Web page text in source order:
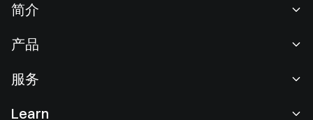
简介
新闻中心
产品
现货交易
服务
Learn